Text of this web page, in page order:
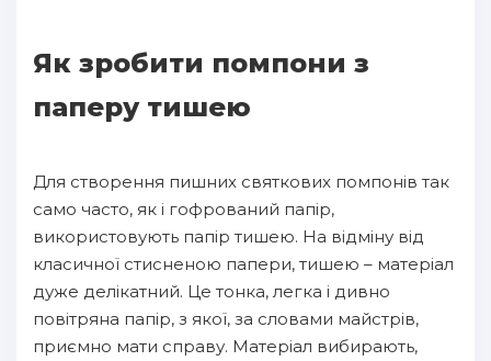
Як зробити помпони з
паперу тишею
Для створення пишних святкових помпонів так
само часто, як і гофрований папір,
використовують папір тишею. На відміну від
класичної стисненою папери, тишею – матеріал
дуже делікатний. Це тонка, легка і дивно
повітряна папір, з якої, за словами майстрів,
приємно мати справу. Матеріал вибирають,